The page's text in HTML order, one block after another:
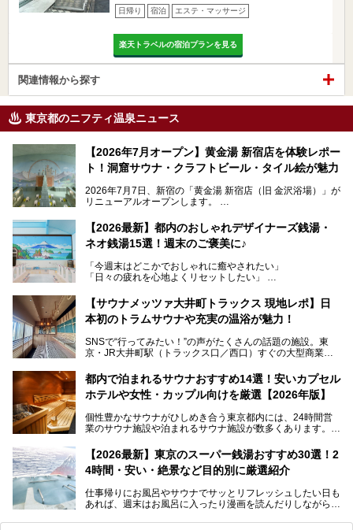
日帰り 宿泊 エステ・マッサージ
楽天トラベルの宿泊プランを見る
関連情報から探す
東京都のニフティ温泉ニュース
【2026年7月オープン】黄金湯 新宿店を体験レポー
ト！洞窟サウナ・クラフトビール・タイル絵が魅力
2026年7月7日、新宿の「黄金湯 新宿店（旧 金沢浴場）」が
リニューアルオープンします。
レトロでノスタルジックなタイル絵はそのまま、昔からここ
を知る地元の人にも、新しく足を運んでくれる人にも愛され
る、今の時代の"銭湯"として生まれ変わりました。洞窟のよ
ビアバーなど、新しく登場したスポットも併せて紹介しま
す。充実した設備があるのに、基本の入浴料が銭湯価格の5
【2026最新】都内のおしゃれデザイナーズ銭湯・
ネオ銭湯15選！週末のご褒美に♪
「今週末はどこかでおしゃれに癒やされたい」
「日々の疲れを心地よくリセットしたい」
となっている新しいスタイルの銭湯です。
最近、SNSやメディアで「デザイナーズ銭湯」や「ネオ銭
本記事では、そもそもこれらがどんな銭湯なのか、その気に
いおしゃれな名店15選を、おすすめの順番で一挙にご紹介
します。
【サウナメッツァ大井町トラックス 現地レポ】日
本初のトラムサウナや充実の温浴が魅力！
SNSで“行ってみたい！”の声がたくさんの話題の施設。東
京・JR大井町駅（トラックス口／西口）すぐの大型商業施
ツァ大井町トラックス」がニューオープン。施設の様子をレ
ポ―トします。
都内で泊まれるサウナおすすめ14選！安いカプセル
ホテルや女性・カップル向けを厳選【2026年版】
個性豊かなサウナがひしめき合う東京都内には、24時間営
業のサウナ施設や泊まれるサウナ施設が数多くあります。
を旅の目的とする「サ旅」や自分へのご褒美のための宿泊な
ど、自分の好きなタイミングで好きなだけサ活ができるのが
魅力です。
最近では、男性専用施設だけでなく、カップルや女性に嬉し
い個室サウナも増えてきました。
【2026最新】東京のスーパー銭湯おすすめ30選！2
4時間・安い・絶景など目的別に厳選紹介
仕事帰りにお風呂やサウナでサッとリフレッシュしたい日も
あれば、週末はお風呂に入ったり漫画を読んだりしながら一